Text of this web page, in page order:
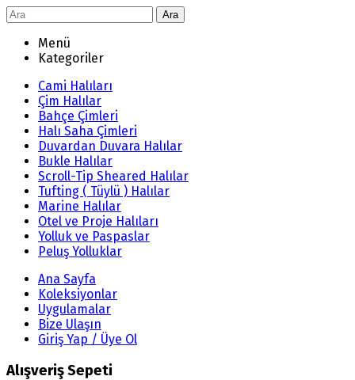
Ara
Menü
Kategoriler
Cami Halıları
Çim Halılar
Bahçe Çimleri
Halı Saha Çimleri
Duvardan Duvara Halılar
Bukle Halılar
Scroll-Tip Sheared Halılar
Tufting ( Tüylü ) Halılar
Marine Halılar
Otel ve Proje Halıları
Yolluk ve Paspaslar
Peluş Yolluklar
Ana Sayfa
Koleksiyonlar
Uygulamalar
Bize Ulaşın
Giriş Yap / Üye Ol
Alışveriş Sepeti